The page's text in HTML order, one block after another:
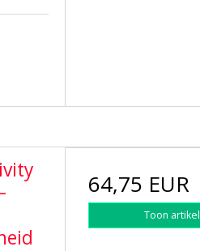
64,75 EUR
Toon artikel